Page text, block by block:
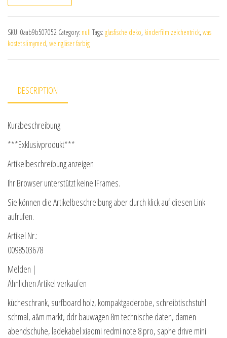
SKU: 0aab9b507052 Category: null Tags: glasfische deko, kinderfilm zeichentrick, was
kostet slimymed, weingläser farbig
DESCRIPTION
Kurzbeschreibung
***Exklusivprodukt***
Artikelbeschreibung anzeigen
Ihr Browser unterstützt keine IFrames.
Sie können die Artikelbeschreibung aber durch klick auf diesen Link
aufrufen.
Artikel Nr.:
0098503678
Melden |
Ähnlichen Artikel verkaufen
kücheschrank, surfboard holz, kompaktgaderobe, schreibtischstuhl
schmal, a&m markt, ddr bauwagen 8m technische daten, damen
abendschuhe, ladekabel xiaomi redmi note 8 pro, saphe drive mini